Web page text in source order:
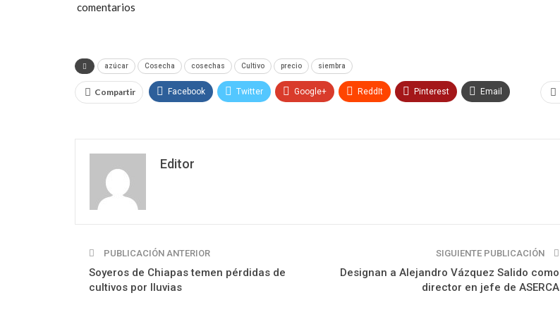
comentarios
azúcar Cosecha cosechas Cultivo precio siembra
Compartir Facebook Twitter Google+ ReddIt Pinterest Email
Editor
PUBLICACIÓN ANTERIOR
Soyeros de Chiapas temen pérdidas de
cultivos por lluvias
SIGUIENTE PUBLICACIÓN
Designan a Alejandro Vázquez Salido como
director en jefe de ASERCA